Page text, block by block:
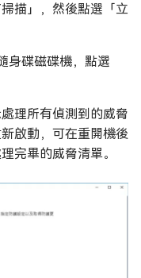
描」，然後點選「立
身碟磁碟機，點選
理所有偵測到的威脅
啟動，可在重開機後
完畢的威脅清單。